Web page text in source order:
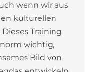
wenn wir aus
kulturellen
Training
wichtig,
Bild von